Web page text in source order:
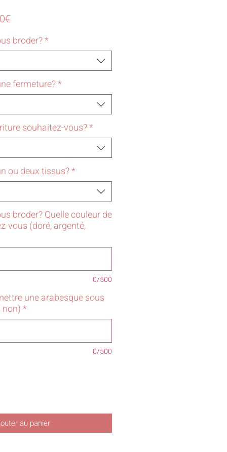
broder?*
fermeture?*
souhaitez-vous?*
ou deux tissus?*
broder? Quelle couleur de
vous (doré, argenté,
0/500
une arabesque sous
non)*
0/500
au panier